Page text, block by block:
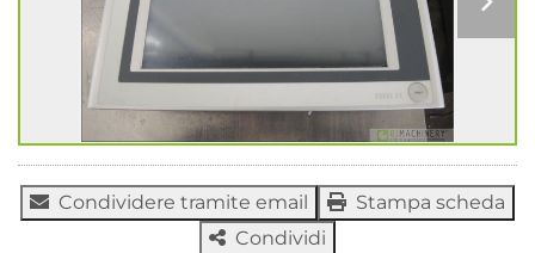
Condividere tramite email
Stampa scheda
Condividi